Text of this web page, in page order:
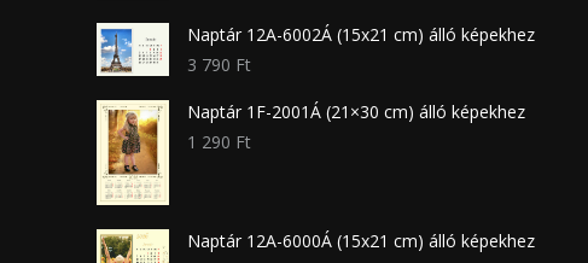
Naptár 12A-6002Á (15x21 cm) álló képekhez
3 790 Ft
Naptár 1F-2001Á (21×30 cm) álló képekhez
1 290 Ft
Naptár 12A-6000Á (15x21 cm) álló képekhez